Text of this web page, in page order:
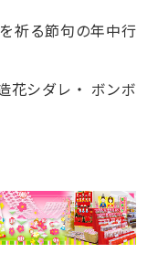
祈る節句の年中行
花シダレ・ ボンボ